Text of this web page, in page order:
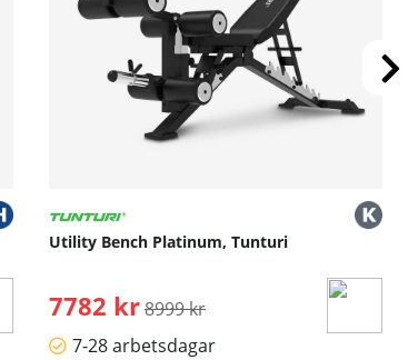
Utility Bench Platinum, Tunturi
7782 kr Ordinarie pris:
8999 kr
7-28 arbetsdagar